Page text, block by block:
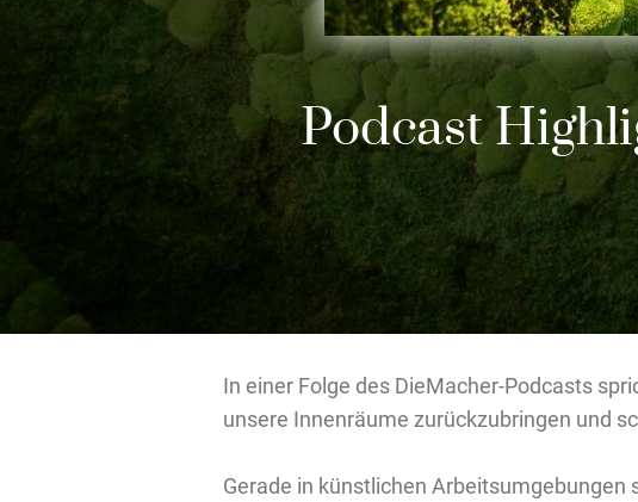
Podcast
In einer Folge des DieMacher-Podcasts
unsere Innenräume zurückzubringen und
Gerade in künstlichen